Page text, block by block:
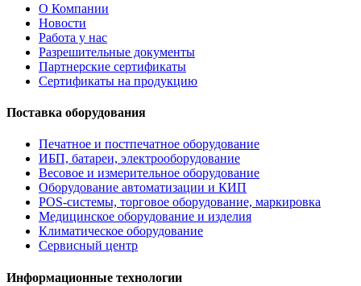
О Компании
Новости
Работа у нас
Разрешительные документы
Партнерские сертификаты
Сертификаты на продукцию
Поставка оборудования
Печатное и постпечатное оборудование
ИБП, батареи, электрооборудование
Весовое и измерительное оборудование
Оборудование автоматизации и КИП
POS-системы, торговое оборудование, маркировка
Медицинское оборудование и изделия
Климатическое оборудование
Сервисный центр
Информационные технологии